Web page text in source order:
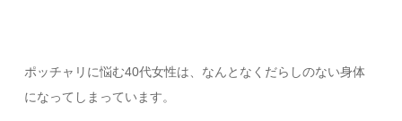
ポッチャリに悩む40代女性は、なんとなくだらしのない身体
になってしまっています。